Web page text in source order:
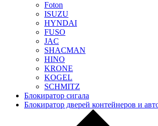
Foton
ISUZU
HYNDAI
FUSO
JAC
SHACMAN
HINO
KRONE
KOGEL
SCHMITZ
Блокиратор сигала
Блокиратор дверей контейнеров и